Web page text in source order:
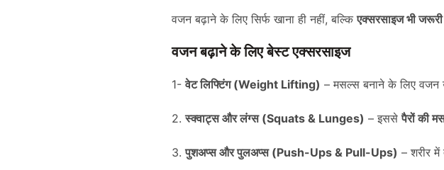
वजन बढ़ाने के लिए सिर्फ खाना ही नहीं, बल्किएक्सरसाइज भी जरूरी
वजन बढ़ाने के लिए बेस्ट एक्सरसाइज
1-वेट लिफ्टिंग (Weight Lifting) – मसल्स बनाने के लिए वजन
2.स्क्वाट्स और लंग्स (Squats & Lunges) – इससेपैरों की
3.पुशअप्स और पुलअप्स (Push-Ups & Pull-Ups) – शरीर